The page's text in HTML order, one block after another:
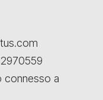
connesso a